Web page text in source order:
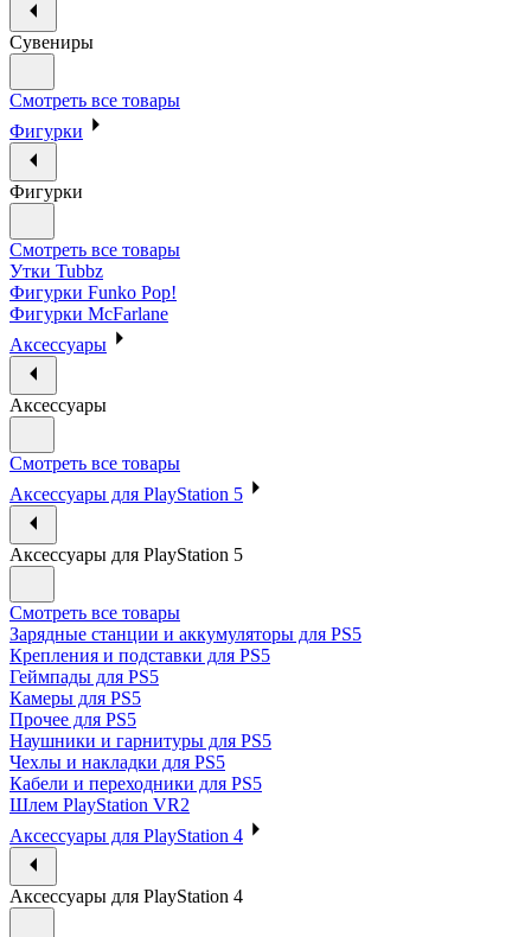
Сувениры
Смотреть все товары
Фигурки
Фигурки
Смотреть все товары
Утки Tubbz
Фигурки Funko Pop!
Фигурки McFarlane
Аксессуары
Аксессуары
Смотреть все товары
Аксессуары для PlayStation 5
Аксессуары для PlayStation 5
Смотреть все товары
Зарядные станции и аккумуляторы для PS5
Крепления и подставки для PS5
Геймпады для PS5
Камеры для PS5
Прочее для PS5
Наушники и гарнитуры для PS5
Чехлы и накладки для PS5
Кабели и переходники для PS5
Шлем PlayStation VR2
Аксессуары для PlayStation 4
Аксессуары для PlayStation 4